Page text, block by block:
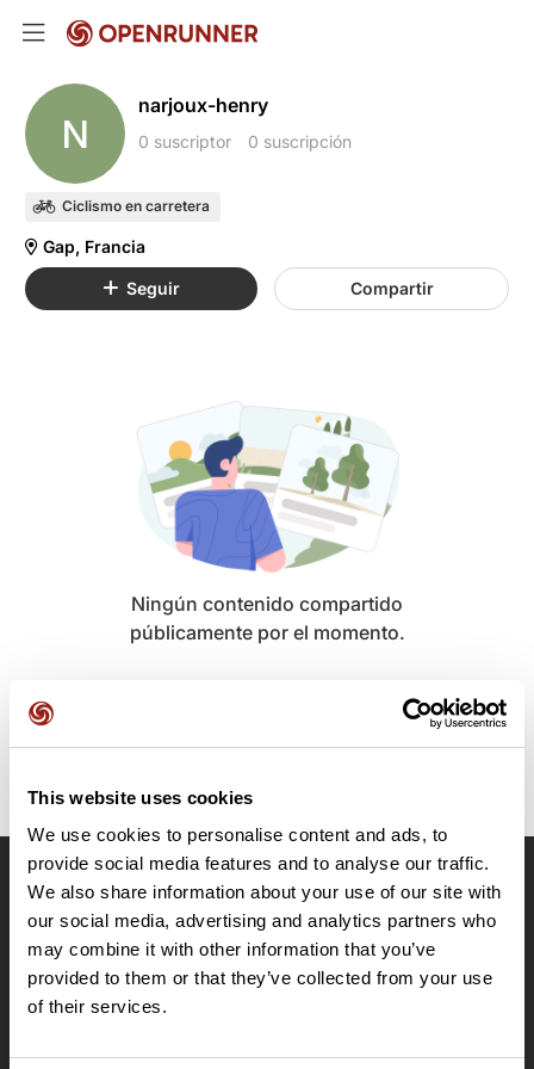
This website uses cookies
We use cookies to personalise content and ads, to
provide social media features and to analyse our traffic.
We also share information about your use of our site with
our social media, advertising and analytics partners who
may combine it with other information that you’ve
provided to them or that they’ve collected from your use
of their services.
N
narjoux-henry
0 suscriptor 0 suscripción
Ciclismo en carretera
Gap, Francia
Seguir Compartir
Ningún contenido compartido
públicamente por el momento.
OpenRunner
Equipo
Empleo
A proposito
Le Mag'